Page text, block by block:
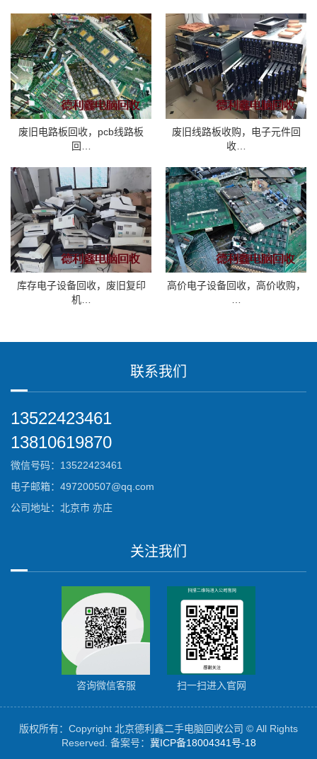
废旧电路板回收，pcb线路板
回…
废旧线路板收购，电子元件回
收…
库存电子设备回收，废旧复印
机…
高价电子设备回收，高价收购，
联系我们
13522423461
13810619870
微信号码：13522423461
电子邮箱：497200507@qq.com
公司地址：北京市 亦庄
关注我们
咨询微信客服 扫一扫进入官网
版权所有：Copyright 北京德利鑫二手电脑回收公司 © All Rights
Reserved. 备案号： 冀ICP备18004341号-18